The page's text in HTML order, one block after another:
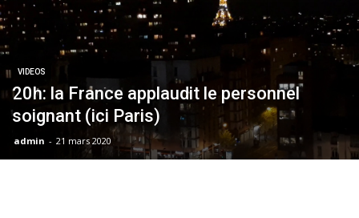
VIDEOS
20h: la France applaudit le personnel
soignant (ici Paris)
admin - 21 mars 2020